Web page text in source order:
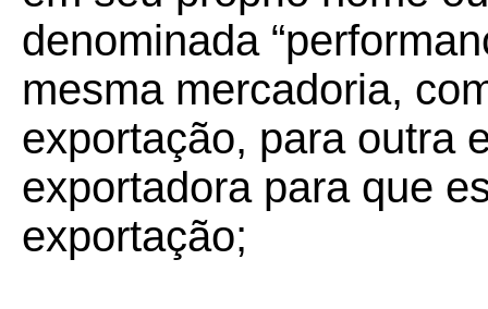
denominada
mesma mercadoria,
exportação, para outra
exportadora para que
exportação;